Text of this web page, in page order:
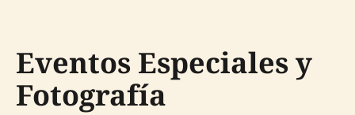
Eventos Especiales y
Fotografía